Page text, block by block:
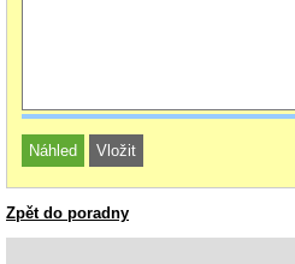
Zpět do poradny